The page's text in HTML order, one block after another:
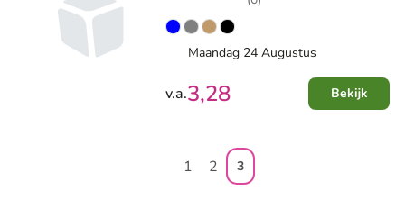
Maandag 24 Augustus
v.a.3,28 Bekijk
1 2 3